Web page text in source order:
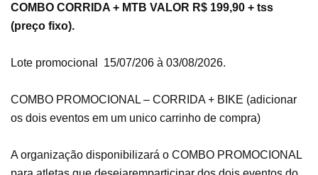
COMBO CORRIDA + MTB VALOR R$ 199,90 + tss
(preço fixo).
Lote promocional 15/07/206 à 03/08/2026.
COMBO PROMOCIONAL – CORRIDA + BIKE (adicionar
os dois eventos em um unico carrinho de compra)
A organização disponibilizará o COMBO PROMOCIONAL